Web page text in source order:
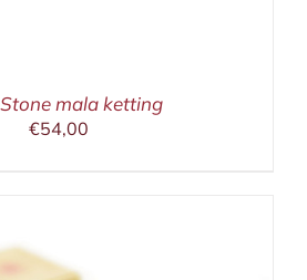
mala ketting
€54,00